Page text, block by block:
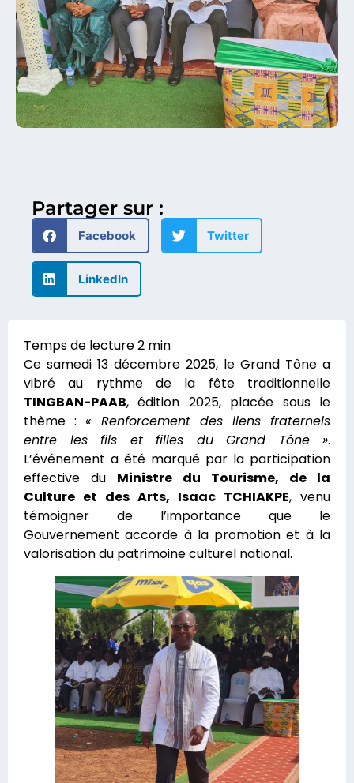
Partager sur :
Facebook Twitter
LinkedIn
Ce samedi 13 décembre 2025, le Grand Tône a
vibré au rythme de la fête traditionnelle
TINGBAN-PAAB, édition 2025, placée sous le
thème :« Renforcement des liens fraternels
entre les fils et filles du Grand Tône ».
L’événement a été marqué par la participation
effective du Ministre du Tourisme, de la
Culture et des Arts, Isaac TCHIAKPE, venu
témoigner de l’importance que le
Gouvernement accorde à la promotion et à la
valorisation du patrimoine culturel national.